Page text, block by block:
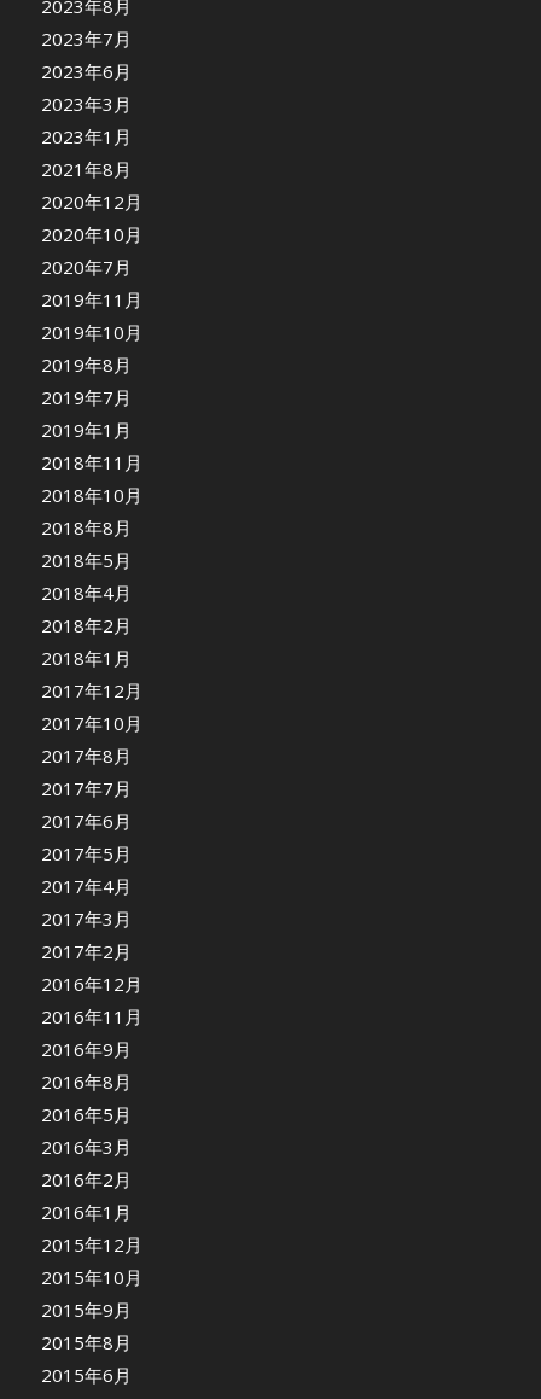
2023年8月
2023年7月
2023年6月
2023年3月
2023年1月
2021年8月
2020年12月
2020年10月
2020年7月
2019年11月
2019年10月
2019年8月
2019年7月
2019年1月
2018年11月
2018年10月
2018年8月
2018年5月
2018年4月
2018年2月
2018年1月
2017年12月
2017年10月
2017年8月
2017年7月
2017年6月
2017年5月
2017年4月
2017年3月
2017年2月
2016年12月
2016年11月
2016年9月
2016年8月
2016年5月
2016年3月
2016年2月
2016年1月
2015年12月
2015年10月
2015年9月
2015年8月
2015年6月